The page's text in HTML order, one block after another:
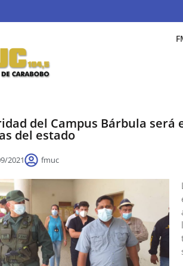
del Campus Bárbula
del estado
2021 fmuc